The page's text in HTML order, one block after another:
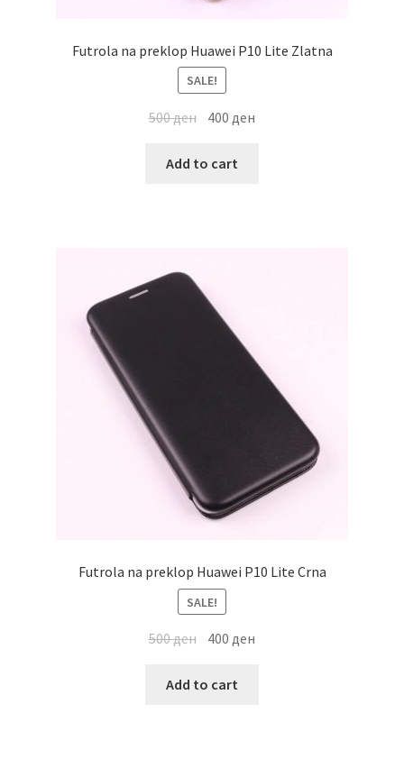
Futrola na preklop Huawei P10 Lite Zlatna
SALE!
500ден 400 ден
Add to cart
Futrola na preklop Huawei P10 Lite Crna
SALE!
500ден 400ден
Add to cart